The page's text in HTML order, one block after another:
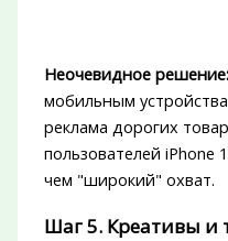
Неочевидное решение:
мобильным
реклама дорогих
пользователей iPhone
чем "широкий" охват.
Шаг 5. Креативы и